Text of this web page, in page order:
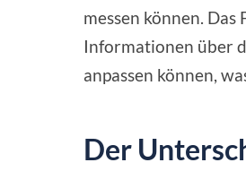
messen können.
Informationen über
anpassen können,
Der